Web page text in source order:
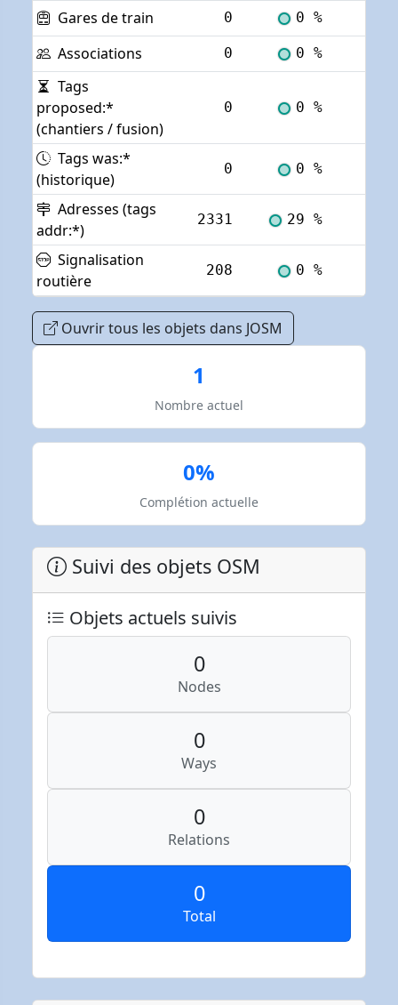
Gares de train 0 0 %
Associations 0 0 %
Tags
proposed:*
(chantiers / fusion)
0 0 %
Tags was:*
(historique)
0 0 %
Adresses (tags
addr:*)
2331 29 %
Signalisation
routière
208 0 %
Ouvrir tous les objets dans JOSM
1
Nombre actuel
0%
Complétion actuelle
Suivi des objets OSM
Objets actuels suivis
0
Nodes
0
Ways
0
Relations
0
Total